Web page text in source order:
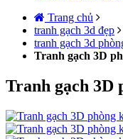
Trang chủ
tranh gạch 3d đẹp
tranh gạch 3d
Tranh gạch 3D
Tranh gạch 3D